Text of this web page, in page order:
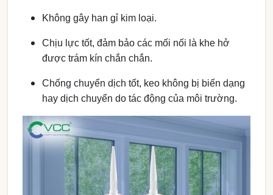
Không gây han gỉ kim loại.
Chịu lực tốt, đảm bảo các mối nối là khe hở
được trám kín chắn chắn.
Chống chuyển dịch tốt, keo không bị biến dạng
hay dịch chuyển do tác động của môi trường.